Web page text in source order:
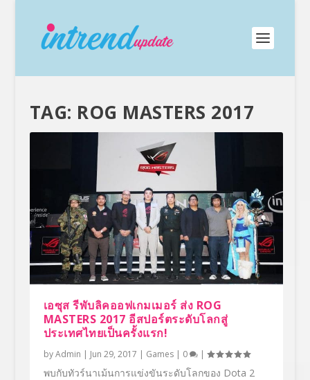
TAG: ROG MASTERS 2017
เอซุส รีพับลิคออฟเกมเมอร์ ส่ง ROG
MASTERS 2017 อีสปอร์ตระดับโลกสู่
ประเทศไทยเป็นครั้งแรก!
byAdmin | Jun 29, 2017 | Games| 0 |
พบกับทัวร์นาเม้นการแข่งขันระดับโลกของ Dota 2